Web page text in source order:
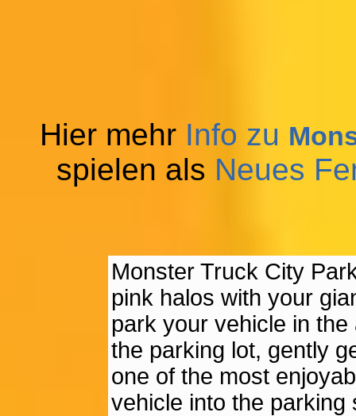
Hier mehr Info zu
spielen als Neues
Monster Truck City
pink halos with your
park your vehicle in
the parking lot, gently
one of the most
vehicle into the parking